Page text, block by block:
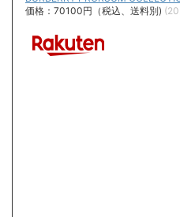
価格：70100円（税込、送料別)